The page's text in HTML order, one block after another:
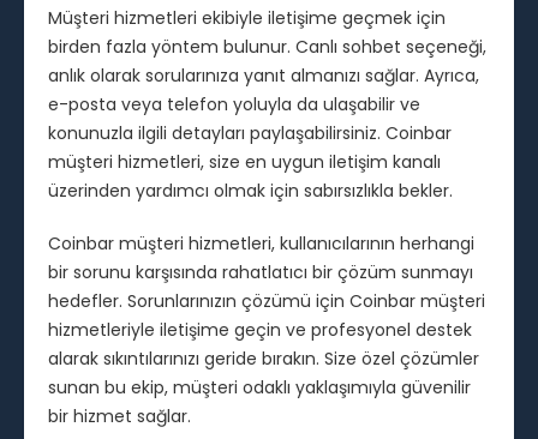
Müşteri hizmetleri ekibiyle iletişime geçmek için
birden fazla yöntem bulunur. Canlı sohbet seçeneği,
anlık olarak sorularınıza yanıt almanızı sağlar. Ayrıca,
e-posta veya telefon yoluyla da ulaşabilir ve
konunuzla ilgili detayları paylaşabilirsiniz. Coinbar
müşteri hizmetleri, size en uygun iletişim kanalı
üzerinden yardımcı olmak için sabırsızlıkla bekler.
Coinbar müşteri hizmetleri, kullanıcılarının herhangi
bir sorunu karşısında rahatlatıcı bir çözüm sunmayı
hedefler. Sorunlarınızın çözümü için Coinbar müşteri
hizmetleriyle iletişime geçin ve profesyonel destek
alarak sıkıntılarınızı geride bırakın. Size özel çözümler
sunan bu ekip, müşteri odaklı yaklaşımıyla güvenilir
bir hizmet sağlar.